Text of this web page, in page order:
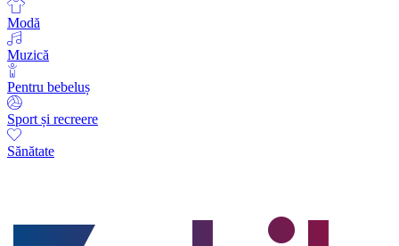
Modă
Muzică
Pentru bebeluș
Sport și recreere
Sănătate